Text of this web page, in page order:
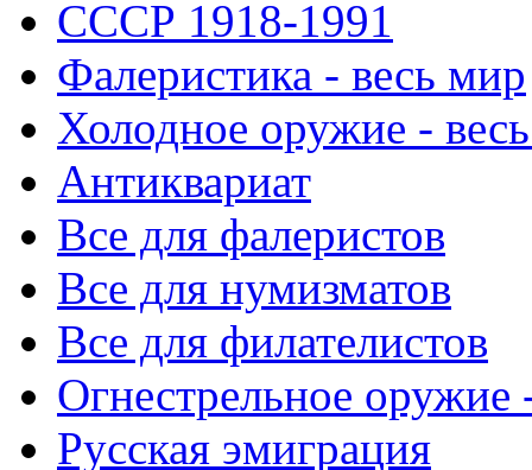
СССР 1918-1991
Фалеристика - весь мир
Холодное оружие -
Антиквариат
Все для фалеристов
Все для нумизматов
Все для филателистов
Огнестрельное оружие
Русская эмиграция